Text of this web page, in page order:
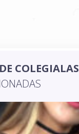
COLEGIALAS